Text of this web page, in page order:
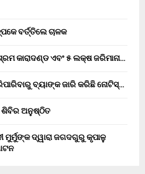
ବର୍ତ୍ତିଲେ ଚାଳକ
କାରାଦଣ୍ଡ ଏବଂ ₹୫ ଲକ୍ଷ ଜରିମାନା…
ବ୍ୟାଙ୍କ ଜାରି କରିଛି ନୋଟିସ୍…
ଶିବିର ଅନୁଷ୍ଠିତ
ଦ୍ୱାରା ଜଗଦଗୁରୁ କୃପାଳୁ